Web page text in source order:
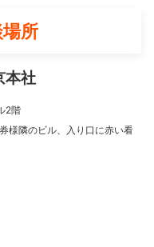
所
本社
2階
様隣のビル、入り口に赤い看